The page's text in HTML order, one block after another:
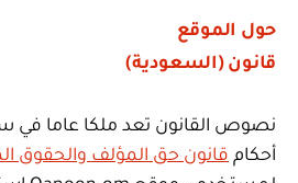
حول الموقع
قانون (السعودية)
نصوص القانون تعد ملكا عاما
أحكام قانون حق المؤلف والحقوق